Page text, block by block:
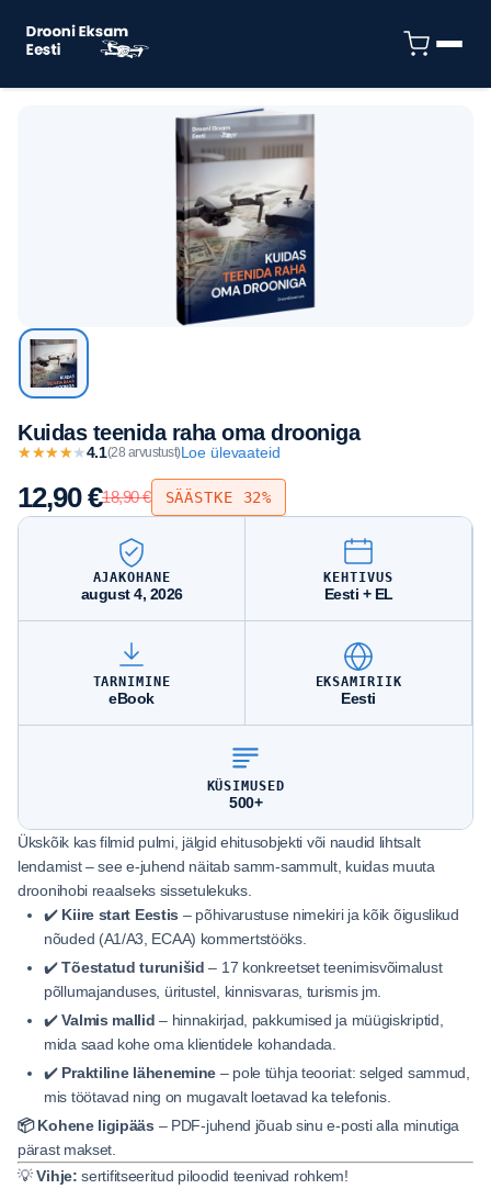
Kuidas teenida raha oma drooniga
★★★★★
★★★★★4.1(28 arvustust)Loe ülevaateid
12,90€18,90€ SÄÄSTKE 32%
AJAKOHANE
august 4, 2026
KEHTIVUS
Eesti + EL
TARNIMINE
eBook
EKSAMIRIIK
Eesti
KÜSIMUSED
500+
Ükskõik kas filmid pulmi, jälgid ehitusobjekti või naudid lihtsalt
lendamist – see e-juhend näitab samm-sammult, kuidas muuta
droonihobi reaalseks sissetulekuks.
✔️ Kiire start Eestis – põhi­varustuse nimekiri ja kõik õiguslikud
nõuded (A1/A3, ECAA) kommertstööks.
✔️Tõestatud turunišid – 17 konkreetset teenimisvõimalust
põllumajanduses, üritustel, kinnisvaras, turismis jm.
✔️Valmis mallid – hinnakirjad, pakkumised ja müügiskriptid,
mida saad kohe oma klientidele kohandada.
✔️ Praktiline lähenemine – pole tühja teooriat: selged sammud,
mis töötavad ning on mugavalt loetavad ka telefonis.
📦 Kohene ligipääs – PDF-juhend jõuab sinu e-posti alla minutiga
pärast makset.
💡Vihje: sertifitseeritud piloodid teenivad rohkem!